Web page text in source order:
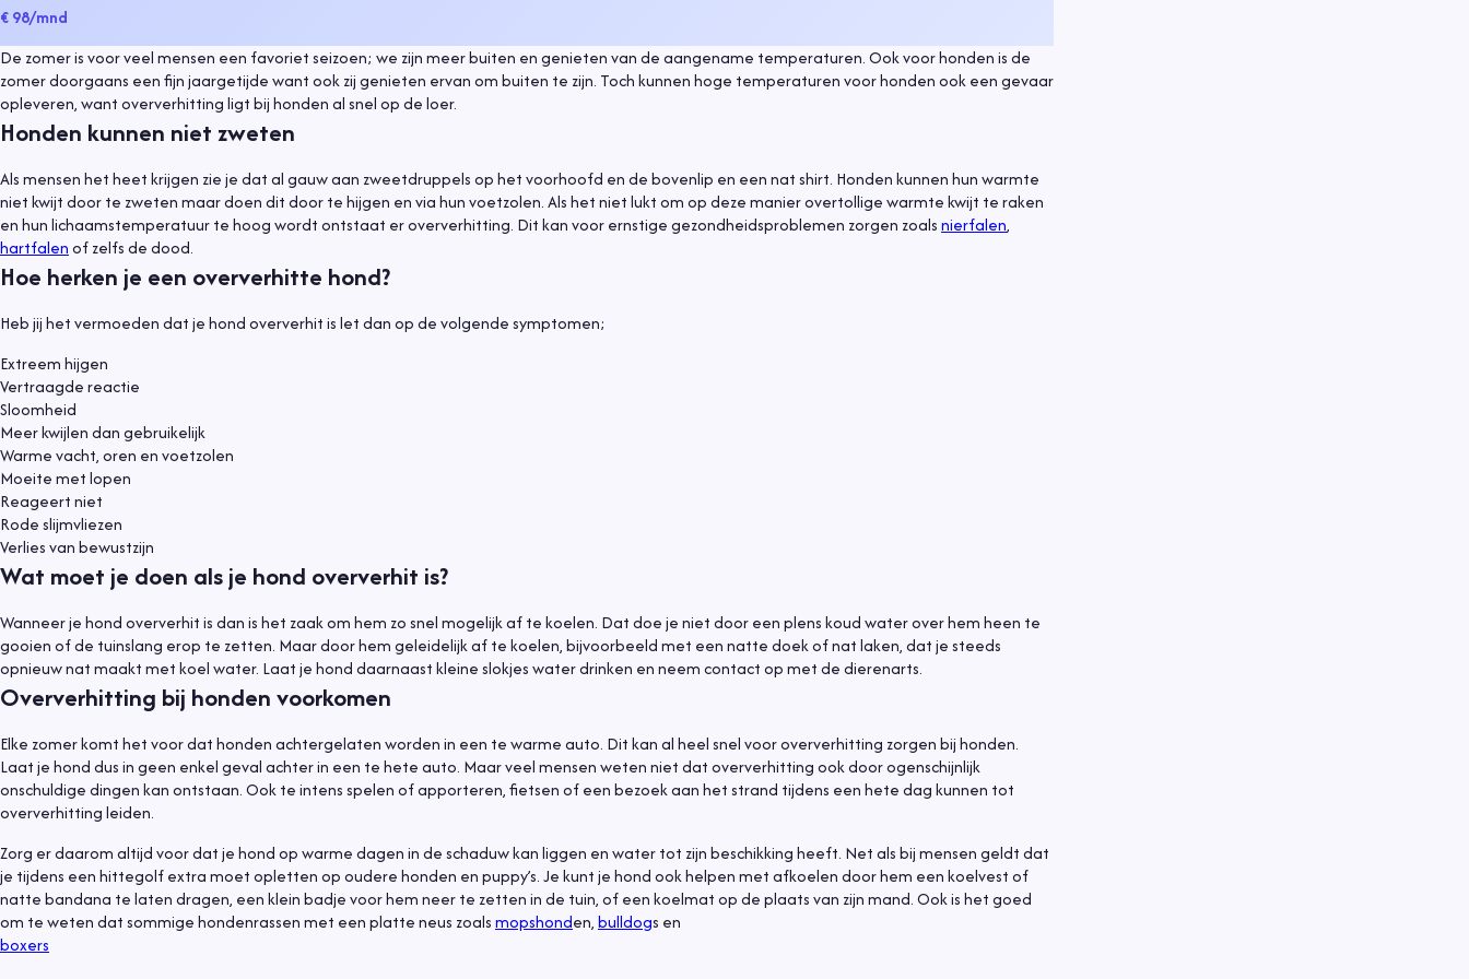
€ 98/mnd
De zomer is voor veel mensen een favoriet seizoen; we zijn meer buiten en genieten van de aangename temperaturen. Ook voor honden is de
zomer doorgaans een fijn jaargetijde want ook zij genieten ervan om buiten te zijn. Toch kunnen hoge temperaturen voor honden ook een gevaar
opleveren, want oververhitting ligt bij honden al snel op de loer.
Honden kunnen niet zweten
Als mensen het heet krijgen zie je dat al gauw aan zweetdruppels op het voorhoofd en de bovenlip en een nat shirt. Honden kunnen hun warmte
niet kwijt door te zweten maar doen dit door te hijgen en via hun voetzolen. Als het niet lukt om op deze manier overtollige warmte kwijt te raken
en hun lichaamstemperatuur te hoog wordt ontstaat er oververhitting. Dit kan voor ernstige gezondheidsproblemen zorgen zoalsnierfalen,
hartfalenof zelfs de dood.
Hoe herken je een oververhitte hond?
Heb jij het vermoeden dat je hond oververhit is let dan op de volgende symptomen;
Extreem hijgen
Vertraagde reactie
Sloomheid
Meer kwijlen dan gebruikelijk
Warme vacht, oren en voetzolen
Moeite met lopen
Reageert niet
Rode slijmvliezen
Verlies van bewustzijn
Wat moet je doen als je hond oververhit is?
Wanneer je hond oververhit is dan is het zaak om hem zo snel mogelijk af te koelen. Dat doe je niet door een plens koud water over hem heen te
gooien of de tuinslang erop te zetten. Maar door hem geleidelijk af te koelen, bijvoorbeeld met een natte doek of nat laken, dat je steeds
opnieuw nat maakt met koel water. Laat je hond daarnaast kleine slokjes water drinken en neem contact op met de dierenarts.
Oververhitting bij honden voorkomen
Elke zomer komt het voor dat honden achtergelaten worden in een te warme auto. Dit kan al heel snel voor oververhitting zorgen bij honden.
Laat je hond dus in geen enkel geval achter in een te hete auto. Maar veel mensen weten niet dat oververhitting ook door ogenschijnlijk
onschuldige dingen kan ontstaan. Ook te intens spelen of apporteren, fietsen of een bezoek aan het strand tijdens een hete dag kunnen tot
oververhitting leiden.
Zorg er daarom altijd voor dat je hond op warme dagen in de schaduw kan liggen en water tot zijn beschikking heeft. Net als bij mensen geldt dat
je tijdens een hittegolf extra moet opletten op oudere honden en puppy’s. Je kunt je hond ook helpen met afkoelen door hem een koelvest of
natte bandana te laten dragen, een klein badje voor hem neer te zetten in de tuin, of een koelmat op de plaats van zijn mand. Ook is het goed
om te weten dat sommige hondenrassen met een platte neus zoalsmopshonden,bulldogs en
boxers
Informatief 6 juli 2021